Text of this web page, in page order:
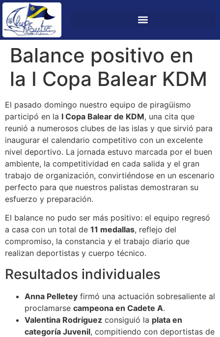
Balance positivo en
la I Copa Balear KDM
El pasado domingo nuestro equipo de piragüismo
participó en la I Copa Balear de KDM, una cita que
reunió a numerosos clubes de las islas y que sirvió para
inaugurar el calendario competitivo con un excelente
nivel deportivo. La jornada estuvo marcada por el buen
ambiente, la competitividad en cada salida y el gran
trabajo de organización, convirtiéndose en un escenario
perfecto para que nuestros palistas demostraran su
esfuerzo y preparación.
El balance no pudo ser más positivo: el equipo regresó
a casa con un total de 11 medallas, reflejo del
compromiso, la constancia y el trabajo diario que
realizan deportistas y cuerpo técnico.
Resultados individuales
Anna Pelletey firmó una actuación sobresaliente al
proclamarse campeona en Cadete A.
Valentina Rodríguez consiguió la plata en
categoría Juvenil, compitiendo con deportistas de